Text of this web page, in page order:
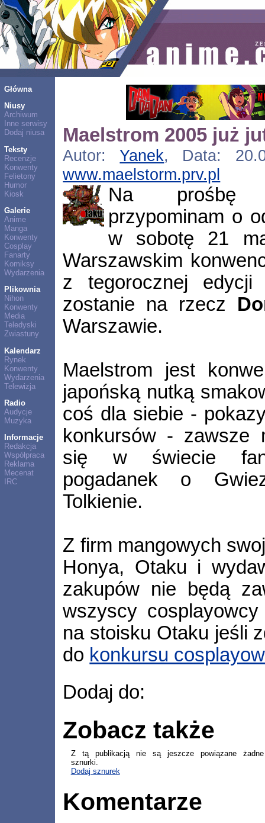
Główna
Niusy
Archiwum
Inne serwisy
Dodaj niusa
Teksty
Recenzje
Konwenty
Felietony
Humor
Kiosk
Galerie
Anime
Manga
Konwenty
Cosplay
Fanarty
Komiksy
Wydarzenia
Plikownia
Nihon
Konwenty
Media
Teledyski
Zwiastuny
Kalendarz
Rynek
Konwenty
Wydarzenia
Telewizja
Radio
Audycje
Muzyka
Informacje
Redakcja
Współpraca
Reklama
Mecenat
IRC
Maelstrom 2005 już
Autor:Yanek, Data:
www.maelstorm.prv.pl
Na prośbę
przypominam o
w sobotę 21
Warszawskim
z tegorocznej edycji
zostanie na rzecz
Warszawie.
Maelstrom jest
japońską nutką
coś dla siebie -
konkursów - zawsze
się w świecie
pogadanek o
Tolkienie.
Z firm mangowych
Honya, Otaku i
zakupów nie będą
wszyscy
na stoisku Otaku jeśli
do konkursu
Dodaj do:
Zobacz także
Z tą publikacją nie są jeszcze powiązane żadne
sznurki.
Dodaj sznurek
Komentarze